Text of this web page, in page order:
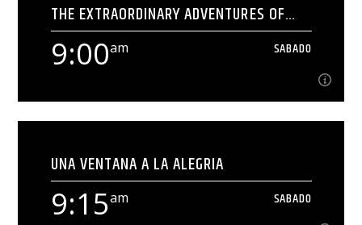
[...]
Ver Más
THE EXTRAORDINARY ADVENTURES OF
JULES VERNE / LAS EXTRAORDINARIAS
AVENTURAS DE JULIO VERNE
9:00am SABADO
9:00am SABADO
[...]
Ver Más
UNA VENTANA A LA ALEGRIA
9:15am SABADO